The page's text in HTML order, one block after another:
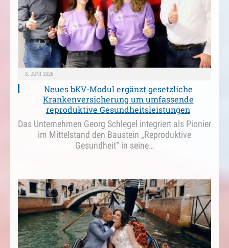
8. JUNI 2026
Neues bKV-Modul ergänzt gesetzliche
Krankenversicherung um umfassende
reproduktive Gesundheitsleistungen
Das Unternehmen Georg Schlegel integriert als Pionier
im Mittelstand den Baustein „Reproduktive
Gesundheit“ in seine…